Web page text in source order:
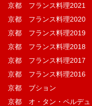
京都 フランス料理2021
京都 フランス料理2020
京都 フランス料理2019
京都 フランス料理2018
京都 フランス料理2017
京都 フランス料理2016
京都 ブション
京都 オ・タン・ペルデュ